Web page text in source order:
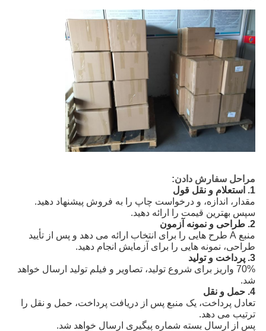
مراحل سفارش دادن:
1. استعلام و نقل قول
مقدار، اندازه، و درخواست چاپ را به فروش پیشنهاد دهید.
سپس بهترین قیمت را ارائه دهید.
2. طراحی و نمونه آزمون
منبع A طرح هایی را برای انتخاب ارائه می دهد و پس از تأیید
طراحی، نمونه هایی را برای آزمایش انجام دهید.
3. پرداخت و تولید
70% واریز برای شروع تولید، تصاویر و فیلم تولید ارسال خواهد
شد.
4. حمل و نقل
تعادل پرداخت، یک منبع پس از دریافت پرداخت، حمل و نقل را
ترتیب می دهد.
پس از ارسال بسته شماره پیگیری ارسال خواهد شد.